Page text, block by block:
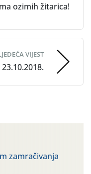
ozimih žitarica!
VIJEST
zamračivanja